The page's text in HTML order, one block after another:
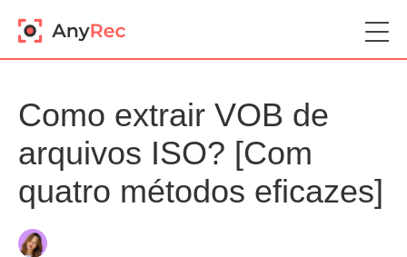
Como extrair VOB de
arquivos ISO? [Com
quatro métodos eficazes]